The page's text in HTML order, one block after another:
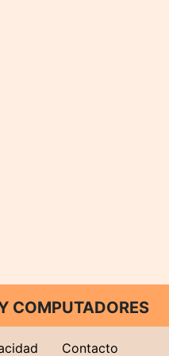
COMPUTADORES
Contacto